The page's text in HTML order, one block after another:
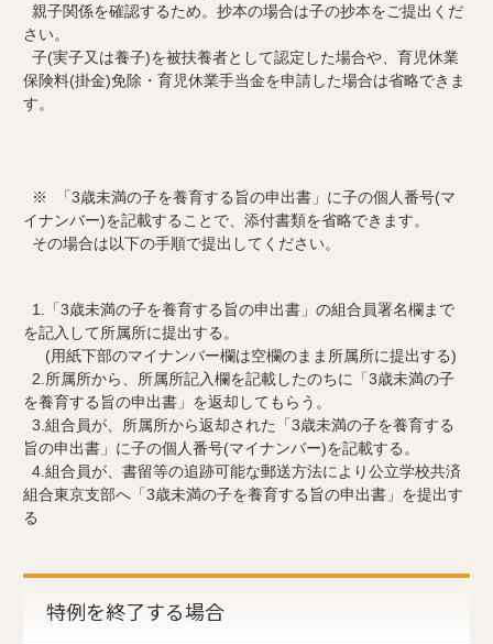
親子関係を確認するため。抄本の場合は子の抄本をご提出くだ
さい。
子(実子又は養子)を被扶養者として認定した場合や、育児休業
保険料(掛金)免除・育児休業手当金を申請した場合は省略できま
す。
※ 「3歳未満の子を養育する旨の申出書」に子の個人番号(マ
イナンバー)を記載することで、添付書類を省略できます。
その場合は以下の手順で提出してください。
1.「3歳未満の子を養育する旨の申出書」の組合員署名欄まで
を記入して所属所に提出する。
(用紙下部のマイナンバー欄は空欄のまま所属所に提出する)
2.所属所から、所属所記入欄を記載したのちに「3歳未満の子
を養育する旨の申出書」を返却してもらう。
3.組合員が、所属所から返却された「3歳未満の子を養育する
旨の申出書」に子の個人番号(マイナンバー)を記載する。
4.組合員が、書留等の追跡可能な郵送方法により公立学校共済
組合東京支部へ「3歳未満の子を養育する旨の申出書」を提出す
る
特例を終了する場合